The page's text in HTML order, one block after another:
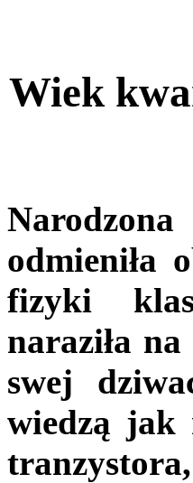
Wiek
odmieniła
fizyki
naraziła
swej
wiedzą jak